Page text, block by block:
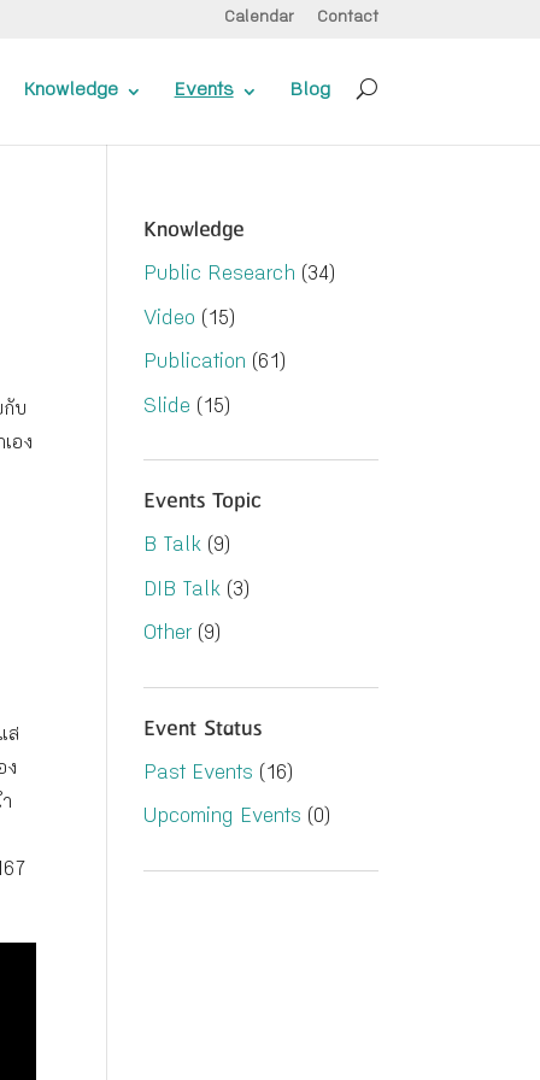
Calendar Contact
Knowledge Events Blog
กับ
อง
ส
ง
Knowledge
Public Research (34)
Video (15)
Publication (61)
Slide (15)
Events Topic
B Talk (9)
DIB Talk (3)
Other (9)
Event Status
Past Events (16)
Upcoming Events (0)